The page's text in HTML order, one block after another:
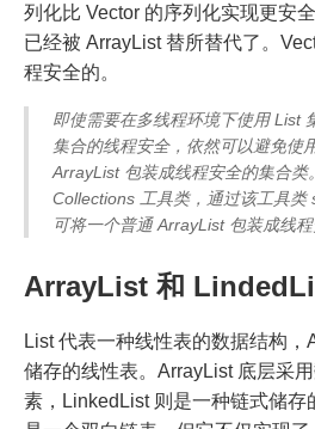
列化比 Vector 的序列化实现更安
已经被 ArrayList 替所替代了。
程安全的。
即使需要在多线程环境下使用 List
集合的线程安全，依然可以避免使
ArrayList 包装成线程安全的集合类
Collections 工具类，通过该工具类
可将一个普通 ArrayList 包装成线程
ArrayList 和
List 代表一种线性表的数据结构
储存的线性表。ArrayList 底层采
素，LinkedList 则是一种链式储存